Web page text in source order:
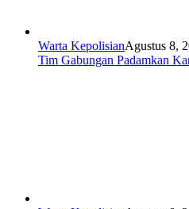
Warta KepolisianAgustus 8,
Tim Gabungan Padamkan